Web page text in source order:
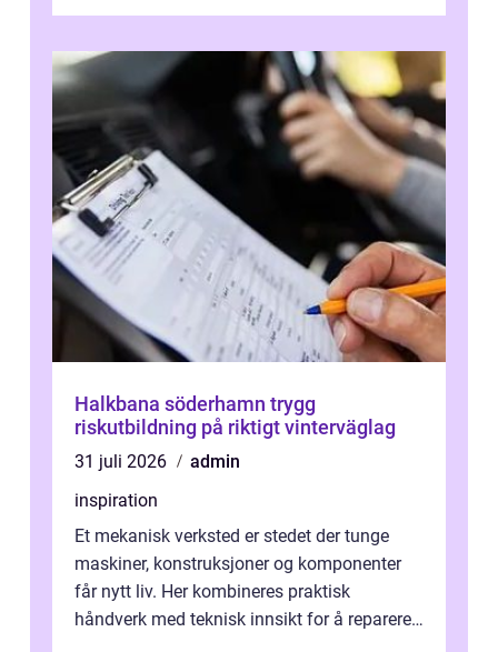
Halkbana söderhamn trygg
riskutbildning på riktigt vinterväglag
31 juli 2026
admin
inspiration
Et mekanisk verksted er stedet der tunge
maskiner, konstruksjoner og komponenter
får nytt liv. Her kombineres praktisk
håndverk med teknisk innsikt for å reparere,